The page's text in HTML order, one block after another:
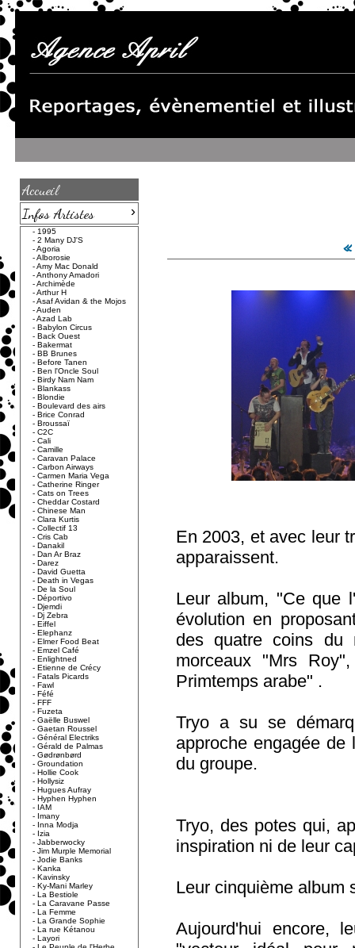
Accueil
Infos Artistes
›
- 1995
- 2 Many DJ'S
-Agoria
-Alborosie
-Amy Mac Donald
-Anthony Amadori
-Archimède
-Arthur H
-Asaf Avidan & the Mojos
-Auden
-Azad Lab
- Babylon Circus
- Back Ouest
- Bakermat
- BB Brunes
- Before Tanen
- Ben l'Oncle Soul
- Birdy Nam Nam
- Blankass
- Blondie
- Boulevard des airs
- Brice Conrad
- Broussaï
- C2C
- Cali
- Camille
- Caravan Palace
- Carbon Airways
- Carmen Maria Vega
- Catherine Ringer
- Cats on Trees
- Cheddar Costard
- Chinese Man
- Clara Kurtis
- Collectif 13
- Cris Cab
- Danakil
- Dan Ar Braz
- Darez
- David Guetta
- Death in Vegas
- De la Soul
- Déportivo
- Djemdi
- Dj Zebra
- Eiffel
- Elephanz
- Elmer Food Beat
- Emzel Café
- Enlightned
- Etienne de Crécy
- Fatals Picards
- Fawl
- Féfé
- FFF
- Fuzeta
- Gaëlle Buswel
- Gaetan Roussel
- Général Electriks
- Gérald de Palmas
- Gødrønbørd
- Groundation
- Hollie Cook
- Hollysiz
- Hugues Aufray
- Hyphen Hyphen
- IAM
- Imany
- Inna Modja
- Izia
- Jabberwocky
- Jim Murple Memorial
- Jodie Banks
- Kanka
- Kavinsky
- Ky-Mani Marley
- La Bestiole
- La Caravane Passe
- La Femme
- La Grande Sophie
- La rue Kétanou
- Layori
En 2003, et avec leur
apparaissent.
Leur album, "Ce que
évolution en
des quatre coins du
morceaux "Mrs
Primtemps arabe" .
Tryo a su se
approche engagée
du groupe.
Tryo, des potes qui,
inspiration ni de leur
Leur cinquième album
Aujourd'hui encore,